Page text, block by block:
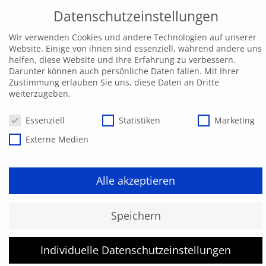
Befähigte Person
Datenschutzeinstellungen
Wir verwenden Cookies und andere Technologien auf unserer
Website. Einige von ihnen sind essenziell, während andere uns
helfen, diese Website und Ihre Erfahrung zu verbessern.
Darunter können auch persönliche Daten fallen. Mit Ihrer
Zustimmung erlauben Sie uns, diese Daten an Dritte
weiterzugeben.
Datenschutzeinstellungen
Essenziell Statistiken
Marketing
Externe Medien
Alle akzeptieren
Speichern
Individuelle Datenschutzeinstellungen